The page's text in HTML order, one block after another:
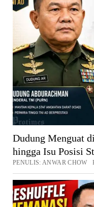
Dudung Menguat
hingga Isu Posisi
PENULIS: ANWAR CHOW